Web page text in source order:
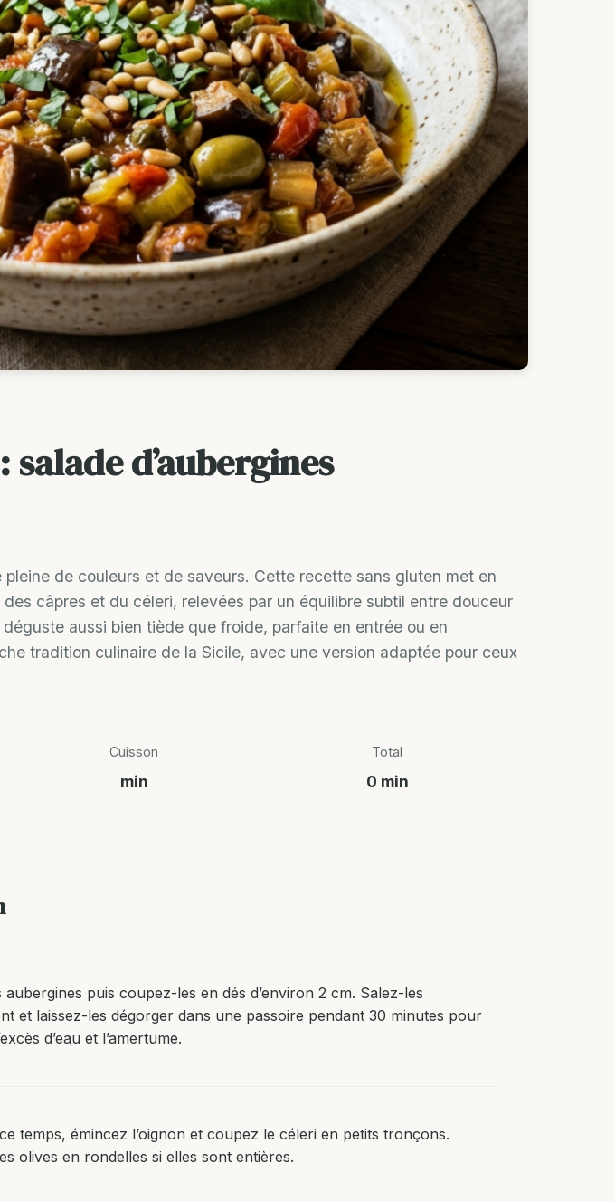
d’aubergines
de couleurs et de saveurs. Cette recette sans gluten met en
câpres et du céleri, relevées par un équilibre subtil entre douceur
aussi bien tiède que froide, parfaite en entrée ou en
tradition culinaire de la Sicile, avec une version adaptée pour ceux
Cuisson
min
Total
0 min
aubergines puis coupez-les en dés d’environ 2 cm. Salez-les
et laissez-les dégorger dans une passoire pendant 30 minutes pour
d’eau et l’amertume.
temps, émincez l’oignon et coupez le céleri en petits tronçons.
olives en rondelles si elles sont entières.